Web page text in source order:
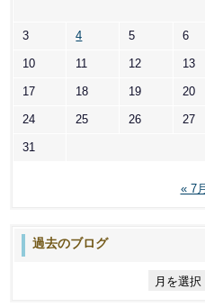
3 4 5 6
10 11 12 13
17 18 19 20
24 25 26 27
31
« 7月
過去のブログ